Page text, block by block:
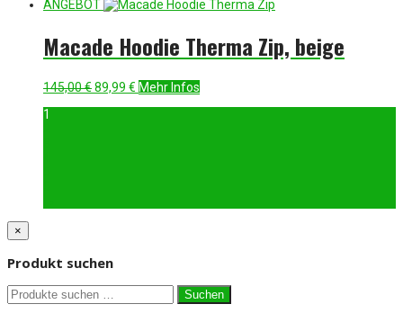
Preis
Preis
ANGEBOT
Macade Hoodie Therma Zip, beige
145,00€Ursprünglicher
89,99 € Aktueller
Mehr Infos
1
×
Produkt suchen
Suchen
nach:
Suchen